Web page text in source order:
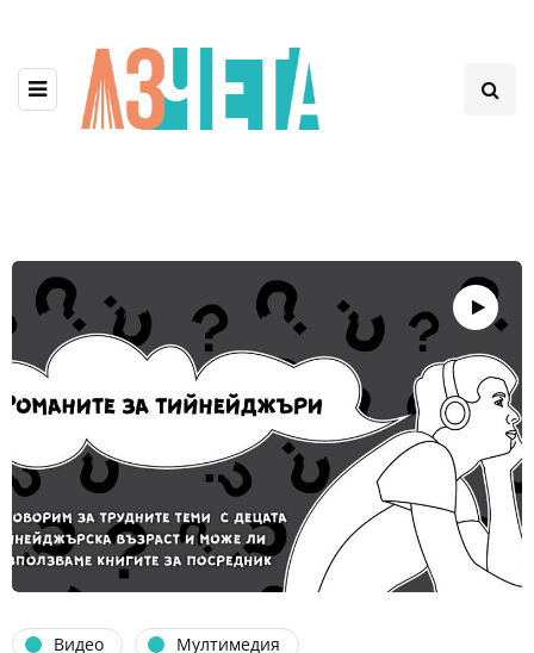
Видео Мултимедия